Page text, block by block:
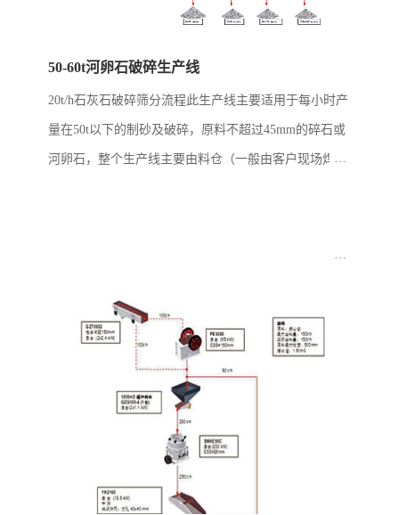
50-60t河卵石破碎生产线
20t/h石灰石破碎筛分流程此生产线主要适用于每小时产
量在50t以下的制砂及破碎，原料不超过45mm的碎石或
河卵石，整个生产线主要由料仓（一般由客户现场焊